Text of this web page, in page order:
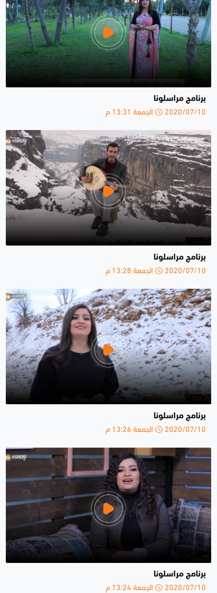
برنامج مراسلونا
2020/07/10 الجمعة 13:31 م
برنامج مراسلونا
2020/07/10 الجمعة 13:28 م
برنامج مراسلونا
2020/07/10 الجمعة 13:26 م
برنامج مراسلونا
2020/07/10 الجمعة 13:24 م